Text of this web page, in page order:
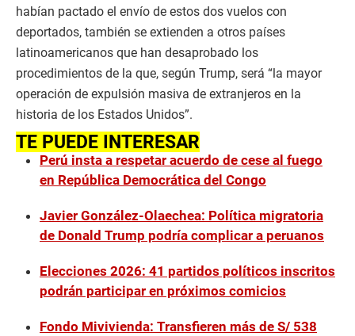
habían pactado el envío de estos dos vuelos con
deportados, también se extienden a otros países
latinoamericanos que han desaprobado los
procedimientos de la que, según Trump, será “la mayor
operación de expulsión masiva de extranjeros en la
historia de los Estados Unidos”.
TE PUEDE INTERESAR
Perú insta a respetar acuerdo de cese al fuego
en República Democrática del Congo
Javier González-Olaechea: Política migratoria
de Donald Trump podría complicar a peruanos
Elecciones 2026: 41 partidos políticos inscritos
podrán participar en próximos comicios
Fondo Mivivienda: Transfieren más de S/ 538